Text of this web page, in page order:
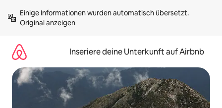
Inhalten
springenOriginal anzeigen
Inseriere deine Unterkunft auf Airbnb